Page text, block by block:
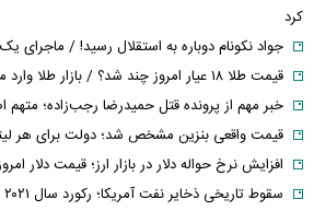
کرد
جواد نکونام دوباره به استقلال رسید! / ماجرای
قیمت طلا ۱۸ عیار امروز چند شد؟ / بازار طلا وارد مسیر کاهشی شد
خبر مهم از پرونده قتل حمیدرضا رجب‌زاده؛
قیمت واقعی بنزین مشخص شد؛ دولت برای هر
افزایش نرخ حواله دلار در بازار ارز؛ قیمت دلار
سقوط تاریخی ذخایر نفت آمریکا؛ رکورد سال ۲۰۲۱ هم شکسته شد